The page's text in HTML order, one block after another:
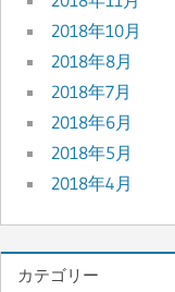
2018年10月
2018年8月
2018年7月
2018年6月
2018年5月
2018年4月
カテゴリー